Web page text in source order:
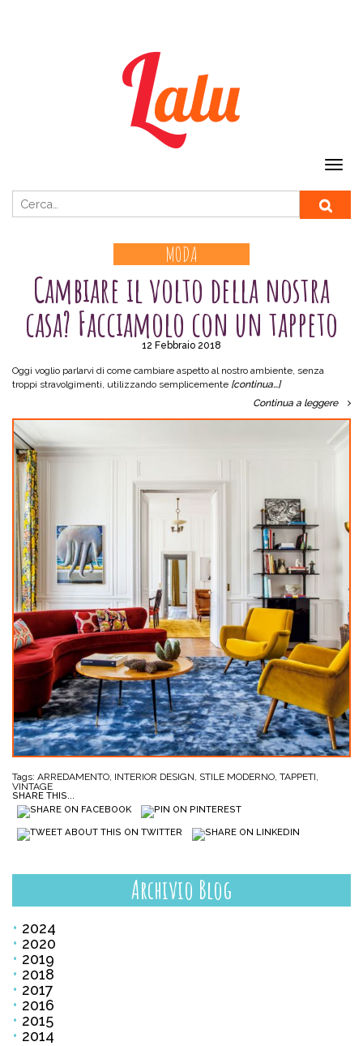
MODA
Cambiare il volto della nostra
casa? Facciamolo con un tappeto
12 Febbraio 2018
Oggi voglio parlarvi di come cambiare aspetto al nostro ambiente, senza
troppi stravolgimenti, utilizzando semplicemente [continua…]
Continua a leggere
Tags: ARREDAMENTO, INTERIOR DESIGN, STILE MODERNO, TAPPETI,
VINTAGE
SHARE THIS...
Archivio Blog
2024
2020
2019
2018
2017
2016
2015
2014